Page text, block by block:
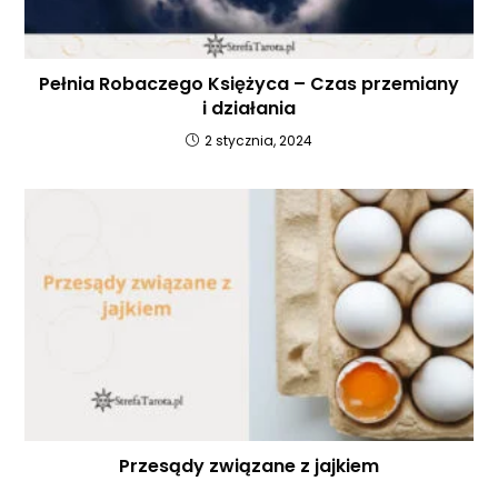
Pełnia Robaczego Księżyca – Czas przemiany
i działania
2 stycznia, 2024
Przesądy związane z jajkiem